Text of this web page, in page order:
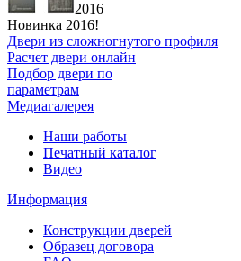
2016
Новинка 2016!
Двери из сложногнутого профиля
Расчет двери онлайн
Подбор двери по
параметрам
Медиагалерея
Наши работы
Печатный каталог
Видео
Информация
Конструкции дверей
Образец договора